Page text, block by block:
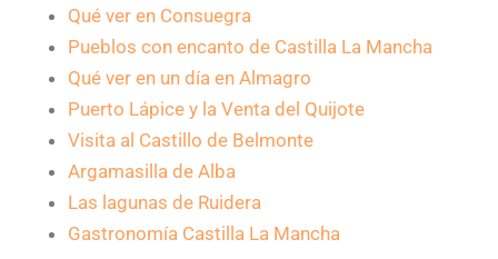
Qué ver en Consuegra
Pueblos con encanto de Castilla La Mancha
Qué ver en un día en Almagro
Puerto Lápice y la Venta del Quijote
Visita al Castillo de Belmonte
Argamasilla de Alba
Las lagunas de Ruidera
Gastronomía Castilla La Mancha